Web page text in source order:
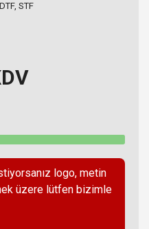
STF
logo, metin
üzere lütfen bizimle